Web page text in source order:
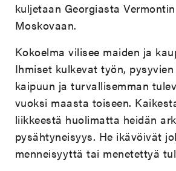
kuljetaan Georgiasta
Moskovaan.
Kokoelma vilisee maiden ja
Ihmiset kulkevat työn,
kaipuun ja turvallisemman
vuoksi maasta toiseen.
liikkeestä huolimatta heidän
pysähtyneisyys. He ikävöivät
menneisyyttä tai menetettyä